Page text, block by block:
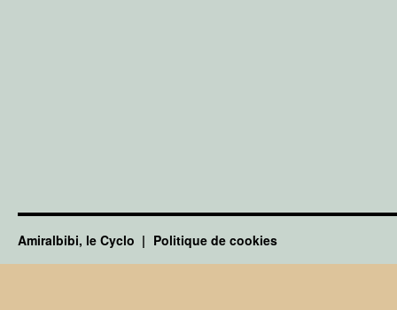
Amiralbibi, le Cyclo Politique de cookies